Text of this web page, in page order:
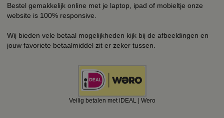
Bestel gemakkelijk online met je laptop, ipad of mobieltje onze
website is 100% responsive.
Wij bieden vele betaal mogelijkheden kijk bij de afbeeldingen en
jouw favoriete betaalmiddel zit er zeker tussen.
Veilig betalen met iDEAL | Wero